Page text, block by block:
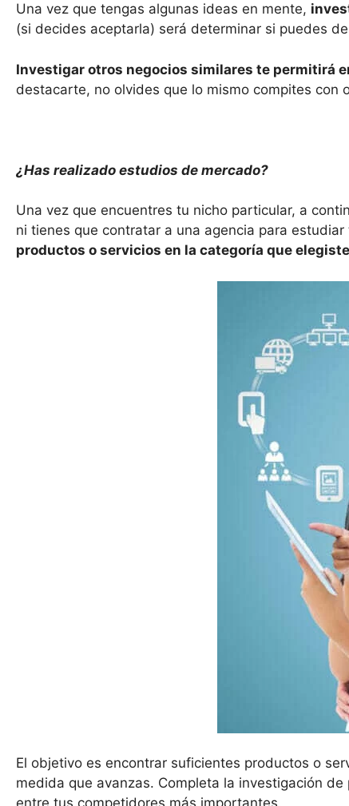
Una vez que tengas algunas ideas en mente,
(si decides aceptarla) será determinar si puedes
Investigar otros negocios similares te permitirá
destacarte, no olvides que lo mismo compites con
¿Has realizado estudios de mercado?
Una vez que encuentres tu nicho particular, a
ni tienes que contratar a una agencia para
productos o servicios en la categoría que elegiste
El objetivo es encontrar suficientes productos o
medida que avanzas. Completa la investigación